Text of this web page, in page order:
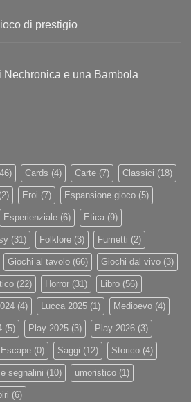
di prestigio
Nechronica e una Bambola
Cards (4) Carte (7) Classici (18)
(2) Eroi (7) Espansione gioco (5)
Esperienziale (6) Etica (9)
(31) Folklore (3) Fumetti (2)
Giochi al tavolo (66) Giochi dal vivo (3)
(22) Horror (31) Libro (56)
(4) Lucca 2025 (1) Medioevo (4)
(5) Play 2025 (3) Play 2026 (3)
(0) Saggi (12) Storico (4)
segnalini (10) umoristico (1)
(6)